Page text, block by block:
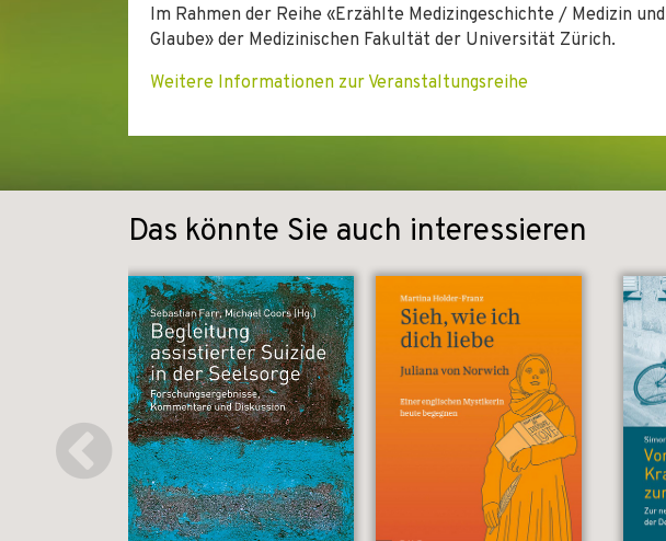
Im Rahmen der Reihe «Erzählte Medizingeschichte / Medizin und
Glaube» der Medizinischen Fakultät der Universität Zürich.
Weitere Informationen zur Veranstaltungsreihe
Das könnte Sie auch interessieren